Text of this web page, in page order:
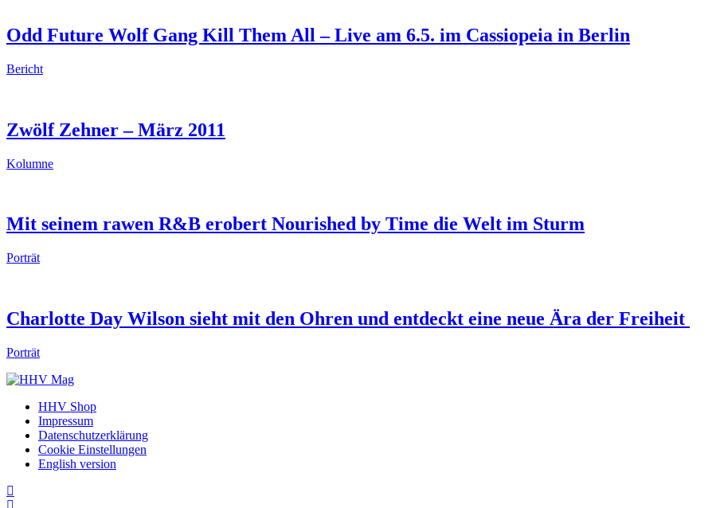
Odd Future Wolf Gang Kill Them All – Live am 6.5. im Cassiopeia in Berlin
Bericht
Zwölf Zehner – März 2011
Kolumne
Mit seinem rawen R&B erobert Nourished by Time die Welt im Sturm
Porträt
Charlotte Day Wilson sieht mit den Ohren und entdeckt eine neue Ära der Freiheit
Porträt
HHV Shop
Impressum
Datenschutzerklärung
Cookie Einstellungen
English version